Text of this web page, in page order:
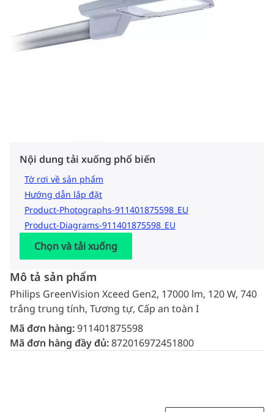
Nội dung tải xuống phổ biến
Tờ rơi về sản phẩm
Hướng dẫn lắp đặt
Product-Photographs-911401875598_EU
Product-Diagrams-911401875598_EU
Chọn và tải xuống
Mô tả sản phẩm
Philips GreenVision Xceed Gen2, 17000 lm, 120 W, 740
trắng trung tính, Tương tự, Cấp an toàn I
Mã đơn hàng:911401875598
Mã đơn hàng đầy đủ:872016972451800